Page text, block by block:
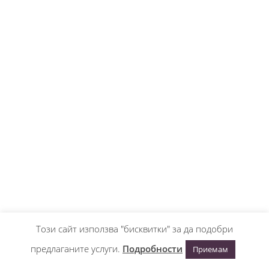
Този сайт използва "бисквитки" за да подобри
предлаганите услуги. Подробности Приемам